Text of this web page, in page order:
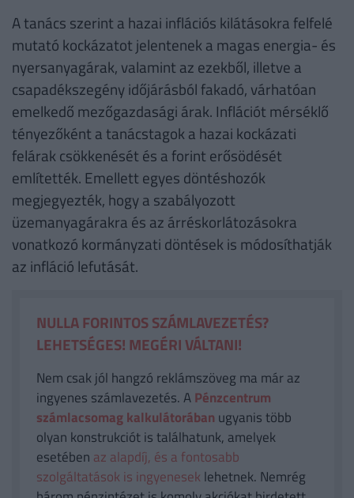
A tanács szerint a hazai inflációs kilátásokra felfelé
mutató kockázatot jelentenek a magas energia- és
nyersanyagárak, valamint az ezekből, illetve a
csapadékszegény időjárásból fakadó, várhatóan
emelkedő mezőgazdasági árak. Inflációt mérséklő
tényezőként a tanácstagok a hazai kockázati
felárak csökkenését és a forint erősödését
említették. Emellett egyes döntéshozók
megjegyezték, hogy a szabályozott
üzemanyagárakra és az árréskorlátozásokra
vonatkozó kormányzati döntések is módosíthatják
az infláció lefutását.
NULLA FORINTOS SZÁMLAVEZETÉS?
LEHETSÉGES! MEGÉRI VÁLTANI!
Nem csak jól hangzó reklámszöveg ma már az
ingyenes számlavezetés. APénzcentrum
számlacsomag kalkulátorában ugyanis több
olyan konstrukciót is találhatunk, amelyek
esetében az alapdíj, és a fontosabb
szolgáltatások is ingyenesek lehetnek. Nemrég